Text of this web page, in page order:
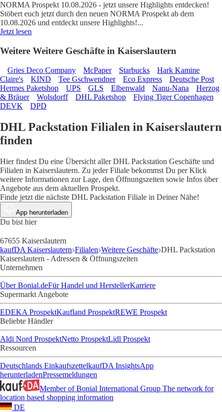
NORMA Prospekt 10.08.2026 - jetzt unsere Highlights entdecken!
Stöbert euch jetzt durch den neuen NORMA Prospekt ab dem
10.08.2026 und entdeckt unsere Highlights!...
Jetzt lesen
Weitere Weitere Geschäfte in Kaiserslautern
Gries Deco Company McPaper Starbucks
Hark Kamine
Claire's
KIND Tee Gschwendner Eco Express
Deutsche Post
Hermes Paketshop
UPS GLS Elbenwald Nanu-Nana
Herzog
& Bräuer
Wolsdorff DHL Paketshop
Flying Tiger Copenhagen
DEVK
DPD
DHL Packstation Filialen in Kaiserslautern
finden
Hier findest Du eine Übersicht aller DHL Packstation Geschäfte und
Filialen in Kaiserslautern. Zu jeder Filiale bekommst Du per Klick
weitere Informationen zur Lage, den Öffnungszeiten sowie Infos über
Angebote aus dem aktuellen Prospekt.
Finde jetzt die nächste DHL Packstation Filiale in Deiner Nähe!
App herunterladen
Du bist hier
67655 Kaiserslautern
kaufDA Kaiserslautern Filialen Weitere Geschäfte DHL Packstation
Kaiserslautern - Adressen & Öffnungszeiten
Unternehmen
Über Bonial.deFür Handel und HerstellerKarriere
Supermarkt Angebote
EDEKA ProspektKaufland ProspektREWE Prospekt
Beliebte Händler
Aldi Nord ProspektNetto ProspektLidl Prospekt
Ressourcen
Deutschlands EinkaufszettelkaufDA InsightsApp
herunterladenPressemeldungen
Member of Bonial International Group The network for
location based shopping information
DE